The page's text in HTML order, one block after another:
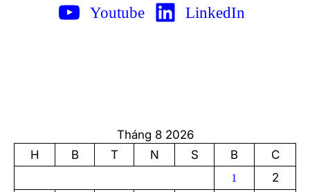
Youtube
LinkedIn
Tháng 8 2026
H
B T N S B C
1 2